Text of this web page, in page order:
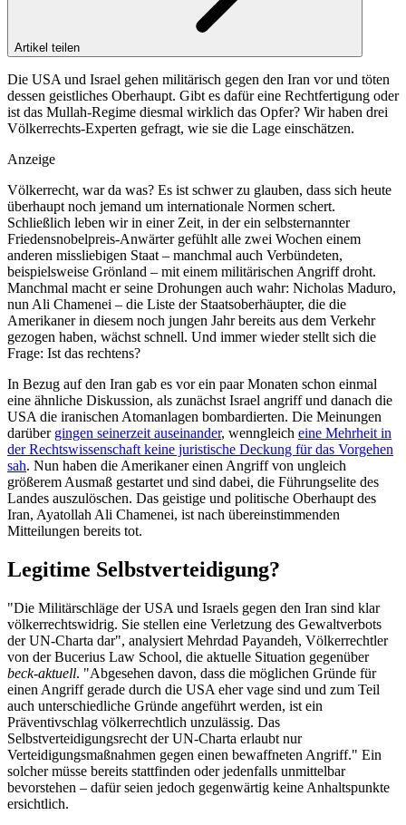
Artikel teilen
Die USA und Israel gehen militärisch gegen den Iran vor und töten
dessen geistliches Oberhaupt. Gibt es dafür eine Rechtfertigung oder
ist das Mullah-Regime diesmal wirklich das Opfer? Wir haben drei
Völkerrechts-Experten gefragt, wie sie die Lage einschätzen.
Anzeige
Völkerrecht, war da was? Es ist schwer zu glauben, dass sich heute
überhaupt noch jemand um internationale Normen schert.
Schließlich leben wir in einer Zeit, in der ein selbsternannter
Friedensnobelpreis-Anwärter gefühlt alle zwei Wochen einem
anderen missliebigen Staat – manchmal auch Verbündeten,
beispielsweise Grönland – mit einem militärischen Angriff droht.
Manchmal macht er seine Drohungen auch wahr: Nicholas Maduro,
nun Ali Chamenei – die Liste der Staatsoberhäupter, die die
Amerikaner in diesem noch jungen Jahr bereits aus dem Verkehr
gezogen haben, wächst schnell. Und immer wieder stellt sich die
Frage: Ist das rechtens?
In Bezug auf den Iran gab es vor ein paar Monaten schon einmal
eine ähnliche Diskussion, als zunächst Israel angriff und danach die
USA die iranischen Atomanlagen bombardierten. Die Meinungen
darüber gingen seinerzeit auseinander, wenngleich eine Mehrheit in
der Rechtswissenschaft keine juristische Deckung für das Vorgehen
sah. Nun haben die Amerikaner einen Angriff von ungleich
größerem Ausmaß gestartet und sind dabei, die Führungselite des
Landes auszulöschen. Das geistige und politische Oberhaupt des
Iran, Ayatollah Ali Chamenei, ist nach übereinstimmenden
Mitteilungen bereits tot.
Legitime Selbstverteidigung?
"Die Militärschläge der USA und Israels gegen den Iran sind klar
völkerrechtswidrig. Sie stellen eine Verletzung des Gewaltverbots
der UN-Charta dar", analysiert Mehrdad Payandeh, Völkerrechtler
von der Bucerius Law School, die aktuelle Situation gegenüber
beck-aktuell. "Abgesehen davon, dass die möglichen Gründe für
einen Angriff gerade durch die USA eher vage sind und zum Teil
auch unterschiedliche Gründe angeführt werden, ist ein
Präventivschlag völkerrechtlich unzulässig. Das
Selbstverteidigungsrecht der UN-Charta erlaubt nur
Verteidigungsmaßnahmen gegen einen bewaffneten Angriff." Ein
solcher müsse bereits stattfinden oder jedenfalls unmittelbar
bevorstehen – dafür seien jedoch gegenwärtig keine Anhaltspunkte
ersichtlich.